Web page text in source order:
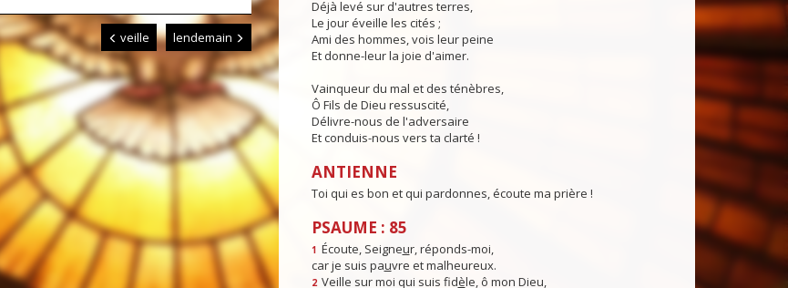
veille lendemain
Déjà levé sur d'autres terres,
Le jour éveille les cités ;
Ami des hommes, vois leur peine
Et donne-leur la joie d'aimer.
Vainqueur du mal et des ténèbres,
Ô Fils de Dieu ressuscité,
Délivre-nous de l'adversaire
Et conduis-nous vers ta clarté !
ANTIENNE
Toi qui es bon et qui pardonnes, écoute ma prière !
PSAUME : 85
1 Écoute, Seigneur, réponds-moi,
car je suis pauvre et malheureux.
2 Veille sur moi qui suis fidèle, ô mon Dieu,